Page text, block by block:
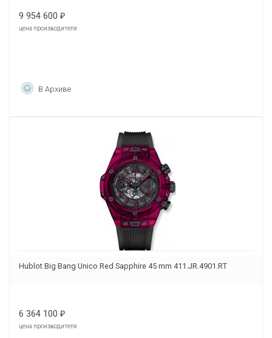
9 954 600 ₽
цена производителя
В Архиве
Hublot Big Bang Unico Red Sapphire 45 mm 411.JR.4901.RT
6 364 100 ₽
цена производителя